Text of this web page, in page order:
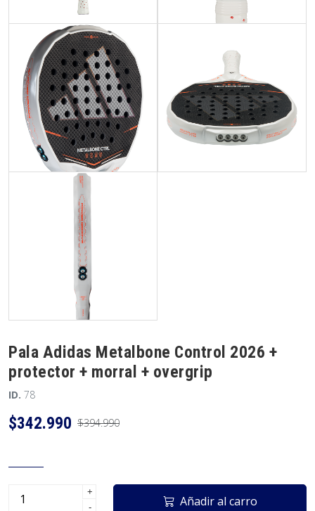
Pala Adidas Metalbone Control 2026 +
protector + morral + overgrip
ID. 78
$342.990 $394.990
+
-
Añadir al carro